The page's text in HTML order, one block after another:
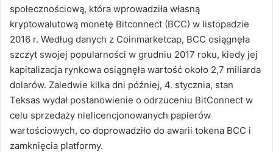
społecznościową, która wprowadziła własną
kryptowalutową monetę Bitconnect (BCC) w listopadzie
2016 r. Według danych z Coinmarketcap, BCC osiągnęła
szczyt swojej popularności w grudniu 2017 roku, kiedy jej
kapitalizacja rynkowa osiągnęła wartość około 2,7 miliarda
dolarów. Zaledwie kilka dni później, 4. stycznia, stan
Teksas wydał postanowienie o odrzuceniu BitConnect w
celu sprzedaży nielicencjonowanych papierów
wartościowych, co doprowadziło do awarii tokena BCC i
zamknięcia platformy.